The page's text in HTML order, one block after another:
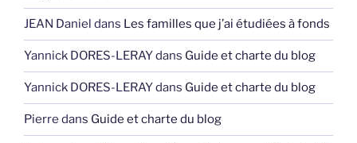
JEAN Daniel dans Les familles que j’ai étudiées à fonds
Yannick DORES-LERAYdans Guide et charte du blog
Yannick DORES-LERAYdans Guide et charte du blog
Pierre dans Guide et charte du blog